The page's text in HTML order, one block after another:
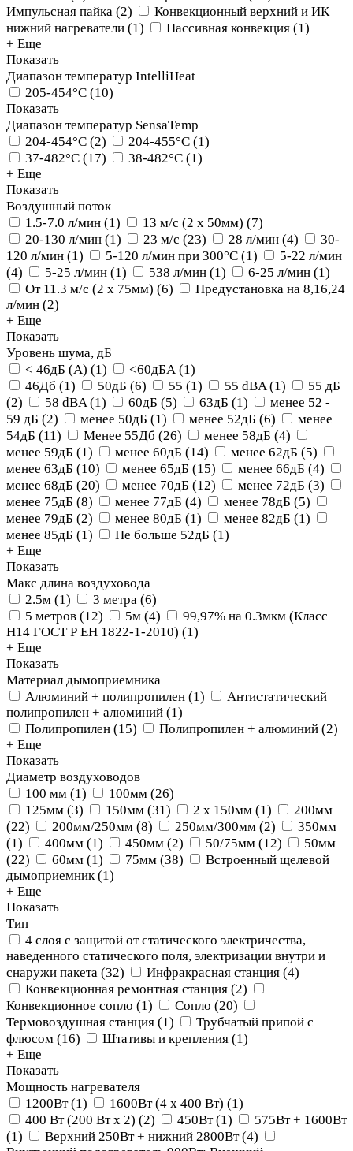
Импульсная пайка (2)
Конвекционный верхний и ИК
нижний нагреватели (1) Пассивная конвекция (1)
+ Еще
Показать
Диапазон температур IntelliHeat
205-454°C (10)
Показать
Диапазон температур SensaTemp
204-454°С (2) 204-455°С (1)
37-482°C (17) 38-482°C (1)
+ Еще
Показать
Воздушный поток
1.5-7.0 л/мин (1) 13 м/с (2 х 50мм) (7)
20-130 л/мин (1) 23 м/с (23) 28 л/мин (4)
30-
120 л/мин (1) 5-120 л/мин при 300°C (1)
5-22 л/мин
(4) 5-25 л/мин (1) 538 л/мин (1) 6-25 л/мин (1)
От 11.3 м/с (2 х 75мм) (6)
Предустановка на 8,16,24
л/мин (2)
+ Еще
Показать
Уровень шума, дБ
< 46дБ (А) (1) <60дБА (1)
46Дб (1) 50дБ (6) 55 (1) 55 dBA (1)
55 дБ
(2) 58 dBA (1) 60дБ (5) 63дБ (1)
менее 52 -
59 дБ (2) менее 50дБ (1) менее 52дБ (6)
менее
54дБ (11) Менее 55Дб (26) менее 58дБ (4)
менее 59дБ (1) менее 60дБ (14) менее 62дБ (5)
менее 63дБ (10) менее 65дБ (15) менее 66дБ (4)
менее 68дБ (20) менее 70дБ (12) менее 72дБ (3)
менее 75дБ (8) менее 77дБ (4) менее 78дБ (5)
менее 79дБ (2) менее 80дБ (1) менее 82дБ (1)
менее 85дБ (1) Не больше 52дБ (1)
+ Еще
Показать
Макс длина воздуховода
2.5м (1) 3 метра (6)
5 метров (12) 5м (4)
99,97% на 0.3мкм (Класс
Н14 ГОСТ Р ЕН 1822-1-2010) (1)
+ Еще
Показать
Материал дымоприемника
Алюминий + полипропилен (1)
Антистатический
полипропилен + алюминий (1)
Полипропилен (15) Полипропилен + алюминий (2)
+ Еще
Показать
Диаметр воздуховодов
100 мм (1) 100мм (26)
125мм (3) 150мм (31) 2 х 150мм (1)
200мм
(22) 200мм/250мм (8) 250мм/300мм (2)
350мм
(1) 400мм (1) 450мм (2) 50/75мм (12)
50мм
(22) 60мм (1) 75мм (38)
Встроенный щелевой
дымоприемник (1)
+ Еще
Показать
Тип
4 слоя с защитой от статического электричества,
наведенного статического поля, электризации внутри и
снаружи пакета (32) Инфракрасная станция (4)
Конвекционная ремонтная станция (2)
Конвекционное сопло (1) Сопло (20)
Термовоздушная станция (1)
Трубчатый припой с
флюсом (16) Штативы и крепления (1)
+ Еще
Показать
Мощность нагревателя
1200Вт(1) 1600Вт (4 x 400 Вт) (1)
400 Вт (200 Вт х 2) (2) 450Вт(1)
575Вт + 1600Вт
(1) Верхний 250Вт + нижний 2800Вт(4)